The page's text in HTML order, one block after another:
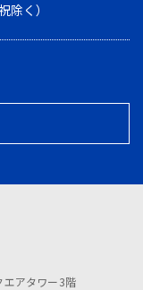
く）
アタワー3階